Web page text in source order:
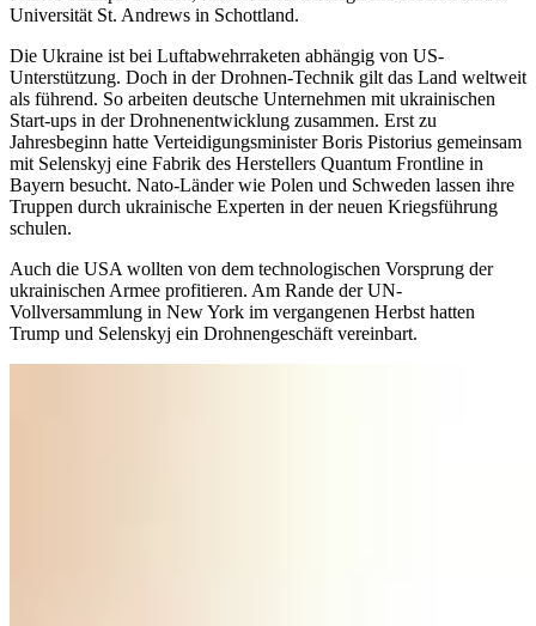
Universität St. Andrews in Schottland.
Die Ukraine ist bei Luftabwehrraketen abhängig von US-
Unterstützung. Doch in der Drohnen-Technik gilt das Land weltweit
als führend. So arbeiten deutsche Unternehmen mit ukrainischen
Start-ups in der Drohnenentwicklung zusammen. Erst zu
Jahresbeginn hatte Verteidigungsminister Boris Pistorius gemeinsam
mit Selenskyj eine Fabrik des Herstellers Quantum Frontline in
Bayern besucht. Nato-Länder wie Polen und Schweden lassen ihre
Truppen durch ukrainische Experten in der neuen Kriegsführung
schulen.
Auch die USA wollten von dem technologischen Vorsprung der
ukrainischen Armee profitieren. Am Rande der UN-
Vollversammlung in New York im vergangenen Herbst hatten
Trump und Selenskyj ein Drohnengeschäft vereinbart.